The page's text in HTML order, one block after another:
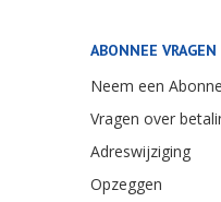
ABONNEE VRAGEN
Neem een
Vragen over
Adreswijziging
Opzeggen